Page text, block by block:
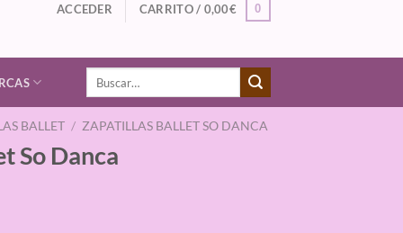
ACCEDER CARRITO / 0,00€ 0
Buscar
BALLET / ZAPATILLAS BALLET SO DANCA
So Danca